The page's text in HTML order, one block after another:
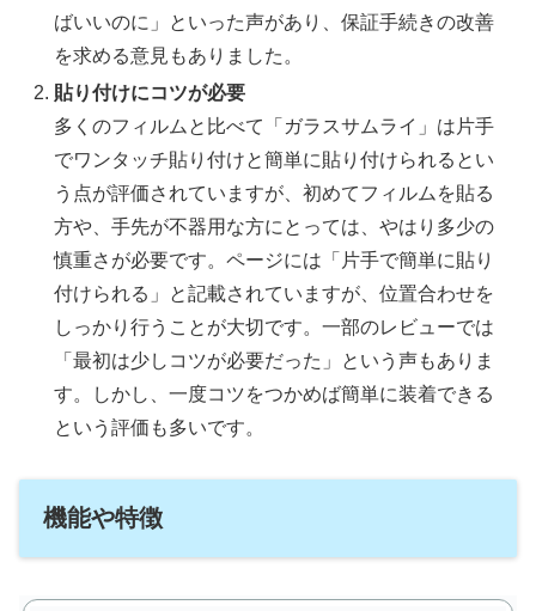
ばいいのに」といった声があり、保証手続きの改善
を求める意見もありました。
貼り付けにコツが必要
多くのフィルムと比べて「ガラスサムライ」は片手
でワンタッチ貼り付けと簡単に貼り付けられるとい
う点が評価されていますが、初めてフィルムを貼る
方や、手先が不器用な方にとっては、やはり多少の
慎重さが必要です。ページには「片手で簡単に貼り
付けられる」と記載されていますが、位置合わせを
しっかり行うことが大切です。一部のレビューでは
「最初は少しコツが必要だった」という声もありま
す。しかし、一度コツをつかめば簡単に装着できる
という評価も多いです。
機能や特徴